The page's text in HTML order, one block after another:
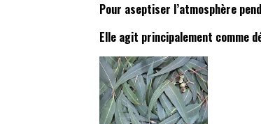
Pour aseptiser l’atmosphère
Elle agit principalement comme